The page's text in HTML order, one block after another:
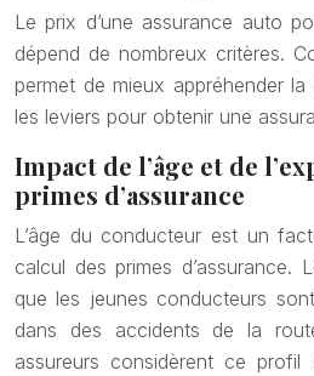
Le prix d’une assurance auto
dépend de nombreux critères.
permet de mieux appréhender
les leviers pour obtenir une
Impact de l’âge et de
primes d’assurance
L’âge du conducteur est un
calcul des primes d’assurance.
que les jeunes conducteurs
dans des accidents de la
assureurs considèrent ce profil